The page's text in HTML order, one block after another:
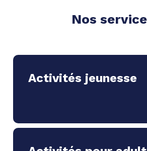
Nos
Activités jeunesse